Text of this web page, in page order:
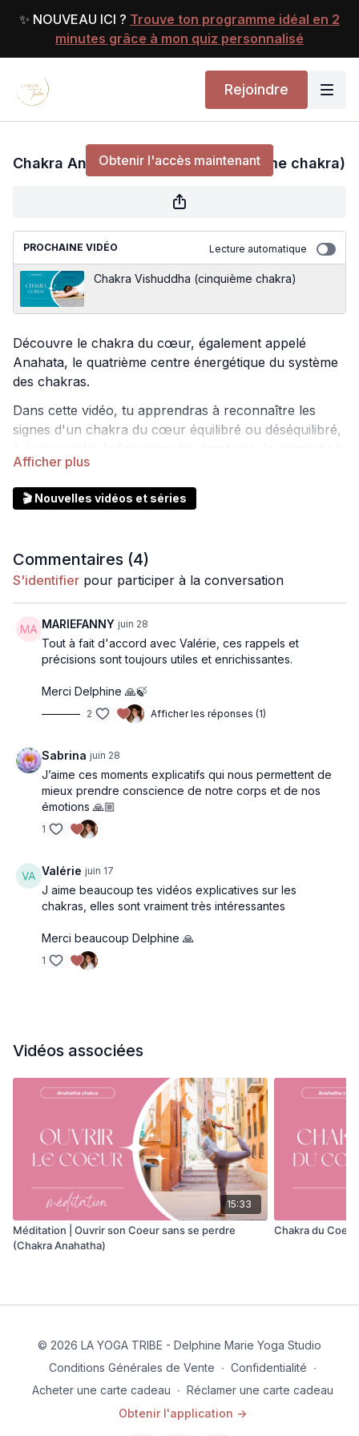
✨ NOUVEAU ICI ? Trouve ton programme idéal en 2
minutes grâce à mon quiz personnalisé
Rejoindre
Chakra Anahatha, le Coeur (quatrième chakra)
Obtenir l'accès maintenant
pour continuer
Chakra Anahatha, le Coeur (quatrième chakra)
PROCHAINE VIDÉO Lecture automatique
Chakra Vishuddha (cinquième chakra)
Découvre le chakra du cœur, également appelé
Anahata, le quatrième centre énergétique du système
des chakras.
Dans cette vidéo, tu apprendras à reconnaître les
signes d'un chakra du cœur équilibré ou déséquilibré,
et la poitrine, ainsi qu'à découvrir des postures de
yoga et des pratiques simples pour cultiver davantage
d'ouverture et d'harmonie au quotidien.
approfondir sa connaissance des chakras, améliorer
son bien-être émotionnel et développer une relation
🎬 Nouvelles vidéos et séries
Commentaires (4)
S'identifier pour participer à la conversation
MARIEFANNY juin 28
Tout à fait d'accord avec Valérie, ces rappels et
précisions sont toujours utiles et enrichissantes.
Merci Delphine 🙏🍃
2 Afficher les réponses (1)
Sabrina juin 28
J’aime ces moments explicatifs qui nous permettent de
mieux prendre conscience de notre corps et de nos
émotions 🙏🏼
1
Valérie juin 17
J aime beaucoup tes vidéos explicatives sur les
chakras, elles sont vraiment très intéressantes
Merci beaucoup Delphine 🙏
1
Vidéos associées
15:33
Méditation | Ouvrir son Coeur sans se perdre
(Chakra Anahatha)
Chakra du
© 2026 LA YOGA TRIBE - Delphine Marie Yoga Studio
Conditions Générales de Vente ∙ Confidentialité ∙
Acheter une carte cadeau ∙ Réclamer une carte cadeau
Obtenir l'application ->